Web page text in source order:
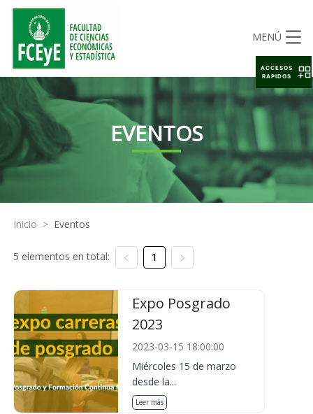
MENÚ
EVENTOS
Inicio > Eventos
5 elementos en total: 1
Expo Posgrado
2023
2023-03-15 18:00:00
Miércoles 15 de marzo
desde la...
Leer más
ACCESOS
RAPIDOS